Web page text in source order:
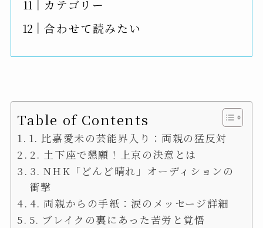
カテゴリー
合わせて読みたい
Table of Contents
1. 比嘉愛未の芸能界入り：両親の猛反対
2. 土下座で懇願！上京の決意とは
3. NHK「どんど晴れ」オーディションの
衝撃
4. 両親からの手紙：涙のメッセージ詳細
5. ブレイクの裏にあった苦労と覚悟